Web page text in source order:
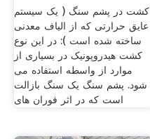
کشت در پشم سنگ ( یک سیستم
عایق حرارتی که از الیاف معدنی
ساخته شده است ): در این نوع
کشت هیدروپونیک در بسیاری از
موارد از واسطه استفاده می
شود. پشم سنگ یک سنگ بازالت
است که در اثر فوران های